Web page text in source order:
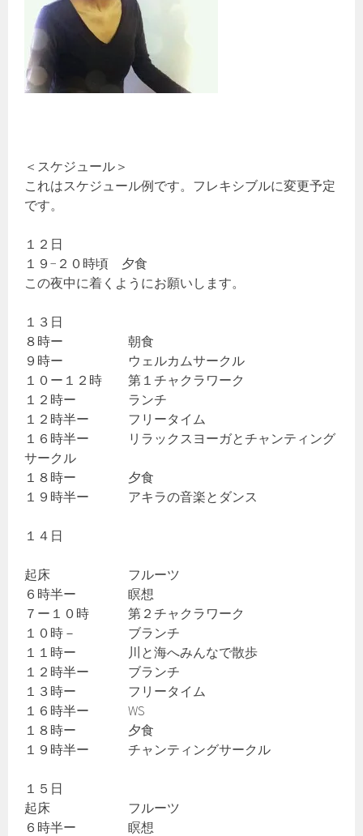
＜スケジュール＞
これはスケジュール例です。フレキシブルに変更予定
です。
１２日
１９−２０時頃 夕食
この夜中に着くようにお願いします。
１３日
８時ー 朝食
９時ー ウェルカムサークル
１０ー１２時 第１チャクラワーク
１２時ー ランチ
１２時半ー フリータイム
１６時半ー リラックスヨーガとチャンティング
サークル
１８時ー 夕食
１９時半ー アキラの音楽とダンス
１４日
起床 フルーツ
６時半ー 瞑想
７ー１０時 第２チャクラワーク
１０時－ ブランチ
１１時ー 川と海へみんなで散歩
１２時半ー ブランチ
１３時ー フリータイム
１６時半ー WS
１８時ー 夕食
１９時半ー チャンティングサークル
１５日
起床 フルーツ
６時半ー 瞑想